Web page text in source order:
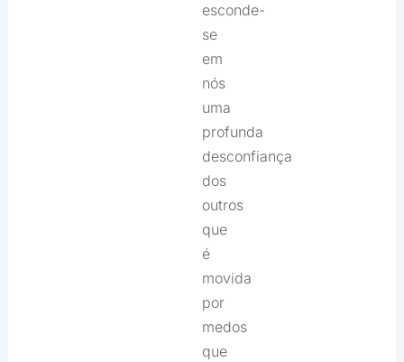
esconde-
se
em
nós
uma
profunda
desconfiança
dos
outros
que
é
movida
por
medos
que